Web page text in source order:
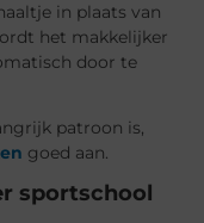
in plaats van
het makkelijker
door te
patroon is,
goed aan.
sportschool